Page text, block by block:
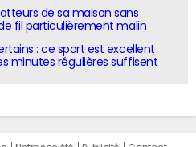
de sa maison sans
fil particulièrement malin
: ce sport est excellent
minutes régulières suffisent